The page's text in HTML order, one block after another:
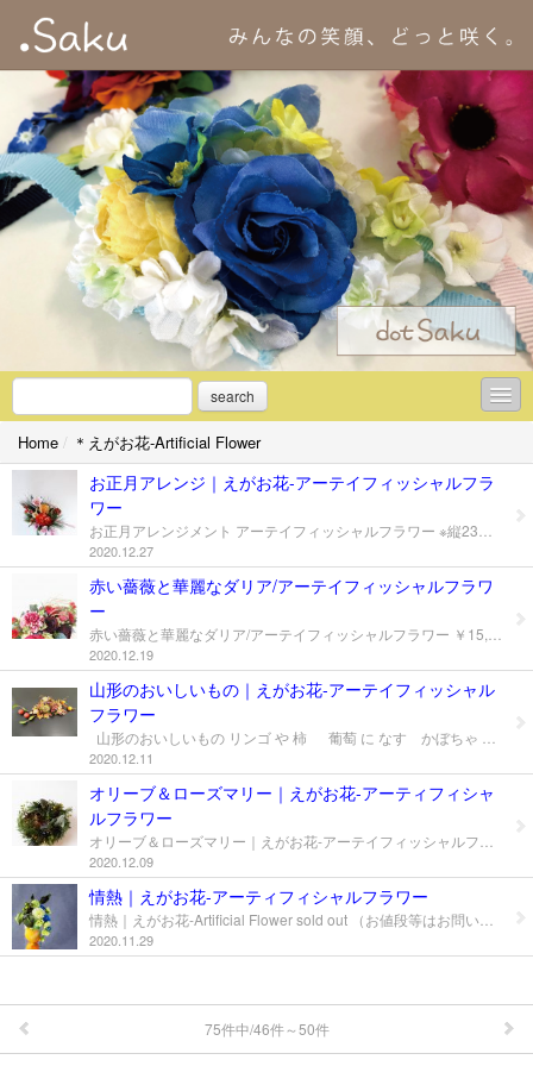
search
＊初めての方へ
＊アーティフィシャルフラワーとは
＊dotSakuデザインメニュー
＊えがお花-Artificial Flower
＊てのり花-Artificial Flower
＊いぬブーケ＆ねこブーケ
＊お花レポート
プロフィール
お問合せ
Home / ＊えがお花-Artificial Flower
お正月アレンジ｜えがお花-アーテイフィッシャルフラ
ワー
2020.12.27
赤い薔薇と華麗なダリア/アーテイフィッシャルフラワ
ー
2020.12.19
山形のおいしいもの｜えがお花‐アーテイフィッシャル
フラワー
2020.12.11
オリーブ＆ローズマリー｜えがお花-アーティフィシャ
ルフラワー
2020.12.09
情熱｜えがお花-アーティフィシャルフラワー
2020.11.29
75件中/46件～50件